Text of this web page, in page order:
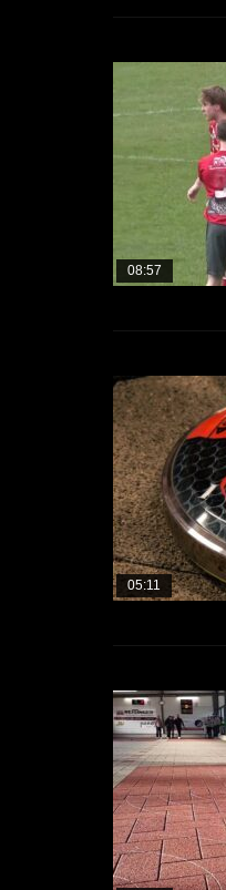
08:57
05:11